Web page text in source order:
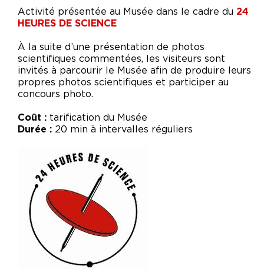
Activité présentée au Musée dans le cadre du 24
HEURES DE SCIENCE
À la suite d’une présentation de photos
scientifiques commentées, les visiteurs sont
invités à parcourir le Musée afin de produire leurs
propres photos scientifiques et participer au
concours photo.
Coût : tarification du Musée
Durée : 20 min à intervalles réguliers